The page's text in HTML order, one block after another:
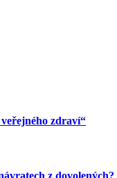
zdraví“
z dovolených?